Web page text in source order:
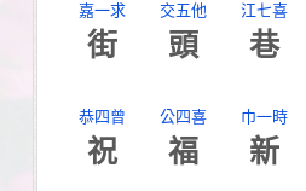
嘉一求
街
交五他
頭
江七喜
巷
恭四曾
祝
公四喜
福
巾一時
新